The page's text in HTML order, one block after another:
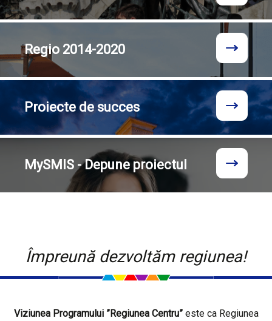
Regio 2014-2020
Proiecte de succes
MySMIS - Depune proiectul
Împreună dezvoltăm regiunea!
Viziunea Programului ”Regiunea Centru”este ca Regiunea